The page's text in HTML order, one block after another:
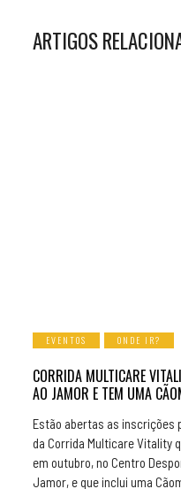
ARTIGOS
EVENTOS ONDE IR?
CORRIDA MULTICARE
AO JAMOR E TEM UMA
Estão abertas as inscrições
da Corrida Multicare Vitality
em outubro, no Centro
Jamor, e que inclui uma